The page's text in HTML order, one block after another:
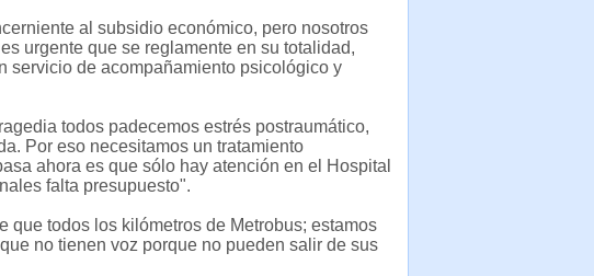
al subsidio económico, pero nosotros
urgente que se reglamente en su totalidad,
servicio de acompañamiento psicológico y
todos padecemos estrés postraumático,
Por eso necesitamos un tratamiento
ahora es que sólo hay atención en el Hospital
falta presupuesto".
que todos los kilómetros de Metrobus; estamos
no tienen voz porque no pueden salir de sus